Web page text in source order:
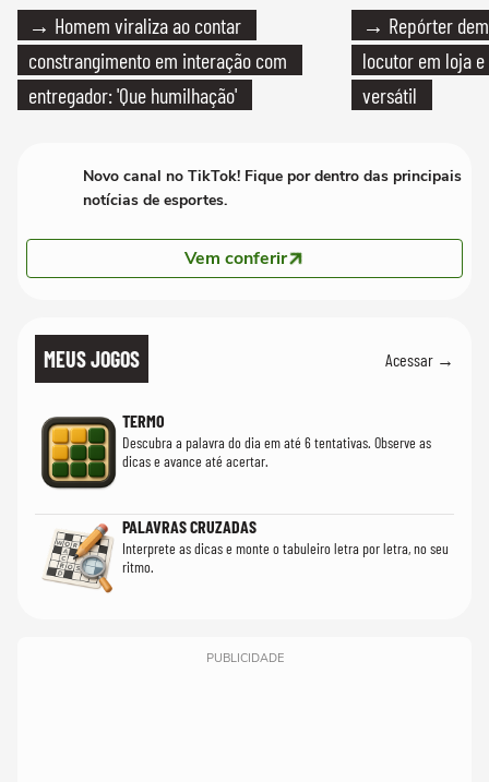
→ Homem viraliza ao contar
constrangimento em interação com
entregador: 'Que humilhação'
→ Repórter
locutor em loja
versátil
Novo canal no TikTok! Fique por dentro das principais
notícias de esportes.
Vem conferir
MEUS JOGOS Acessar →
TERMO
Descubra a palavra do dia em até 6 tentativas. Observe as
dicas e avance até acertar.
PALAVRAS CRUZADAS
Interprete as dicas e monte o tabuleiro letra por letra, no seu
ritmo.
PUBLICIDADE